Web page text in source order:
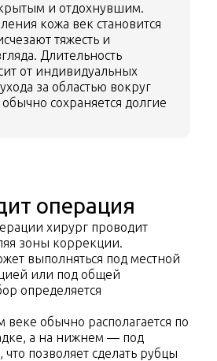
и отдохнувшим.
кожа век становится
тяжесть и
Длительность
от индивидуальных
за областью вокруг
сохраняется долгие
операция
хирург проводит
зоны коррекции.
выполняться под местной
или под общей
определяется
веке обычно располагается по
а на нижнем — под
позволяет сделать рубцы